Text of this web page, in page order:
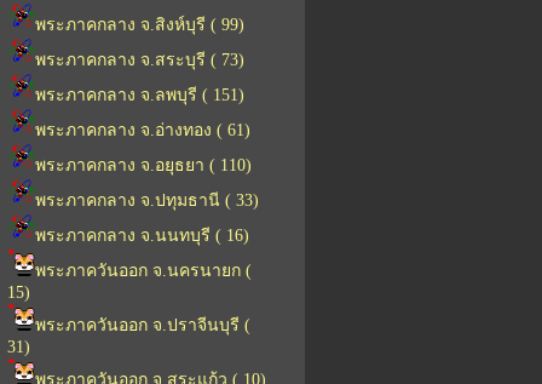
พระภาคกลาง จ.สิงห์บุรี ( 99)
พระภาคกลาง จ.สระบุรี ( 73)
พระภาคกลาง จ.ลพบุรี ( 151)
พระภาคกลาง จ.อ่างทอง ( 61)
พระภาคกลาง จ.อยุธยา ( 110)
พระภาคกลาง จ.ปทุมธานี ( 33)
พระภาคกลาง จ.นนทบุรี ( 16)
พระภาควันออก จ.นครนายก (
15)
พระภาควันออก จ.ปราจีนบุรี (
31)
พระภาควันออก จ.สระแก้ว ( 10)